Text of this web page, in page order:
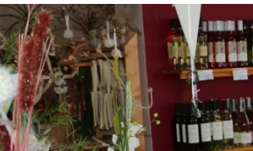
Kundenbewertungen